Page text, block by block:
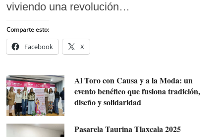
viviendo una revolución…
Comparte esto:
Facebook X
Al Toro con Causa y a la Moda: un
evento benéfico que fusiona tradición,
diseño y solidaridad
Pasarela Taurina Tlaxcala 2025